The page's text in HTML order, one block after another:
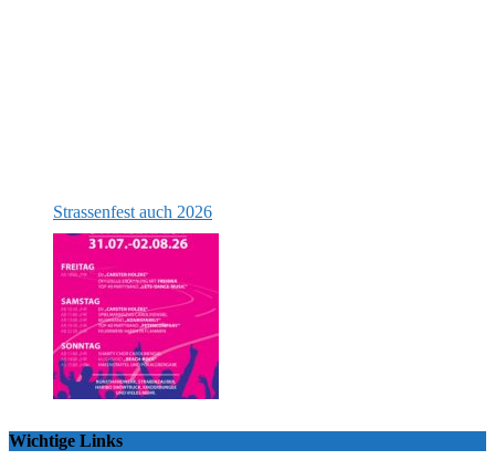
Strassenfest auch 2026
Wichtige Links